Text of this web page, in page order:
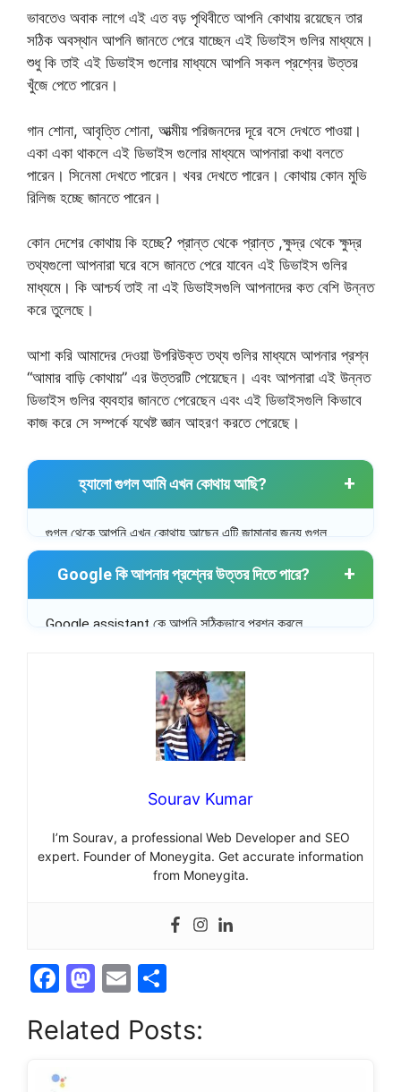
ভাবতেও অবাক লাগে এই এত বড় পৃথিবীতে আপনি কোথায় রয়েছেন তার
সঠিক অবস্থান আপনি জানতে পেরে যাচ্ছেন এই ডিভাইস গুলির মাধ্যমে।
শুধু কি তাই এই ডিভাইস গুলোর মাধ্যমে আপনি সকল প্রশ্নের উত্তর
খুঁজে পেতে পারেন।
গান শোনা, আবৃত্তি শোনা, আত্মীয় পরিজনদের দূরে বসে দেখতে পাওয়া।
একা একা থাকলে এই ডিভাইস গুলোর মাধ্যমে আপনারা কথা বলতে
পারেন। সিনেমা দেখতে পারেন। খবর দেখতে পারেন। কোথায় কোন মুভি
রিলিজ হচ্ছে জানতে পারেন।
কোন দেশের কোথায় কি হচ্ছে? প্রান্ত থেকে প্রান্ত ,ক্ষুদ্র থেকে ক্ষুদ্র
তথ্যগুলো আপনারা ঘরে বসে জানতে পেরে যাবেন এই ডিভাইস গুলির
মাধ্যমে। কি আশ্চর্য তাই না এই ডিভাইসগুলি আপনাদের কত বেশি উন্নত
করে তুলেছে।
আশা করি আমাদের দেওয়া উপরিউক্ত তথ্য গুলির মাধ্যমে আপনার প্রশ্ন
“আমার বাড়ি কোথায়” এর উত্তরটি পেয়েছেন। এবং আপনারা এই উন্নত
ডিভাইস গুলির ব্যবহার জানতে পেরেছেন এবং এই ডিভাইসগুলি কিভাবে
কাজ করে সে সম্পর্কে যথেষ্ট জ্ঞান আহরণ করতে পেরেছে।
হ্যালো গুগল আমি এখন কোথায় আছি?
গুগল থেকে আপনি এখন কোথায় আছেন এটি জামানার জন্য গুগল
এসিস্ট্যান্ট ওপেন করুন সেখানে মাইকে ক্লিক করে বলুন “আমি এখন
কোথায় আছি” অথবা আপনি কিবোর্ডে লিখতে পারেন, এর উত্তরে
google assistant আপনি এখন কোথায় আছেন তা বলে দেবে।
Google কি আপনার প্রশ্নের উত্তর দিতে পারে?
Google assistant কে আপনি সঠিকভাবে প্রশ্ন করলে
Sourav Kumar
I’m Sourav, a professional Web Developer and SEO
expert. Founder of Moneygita. Get accurate information
from Moneygita.
F
c
M
st
E
ai ar
Related Posts: